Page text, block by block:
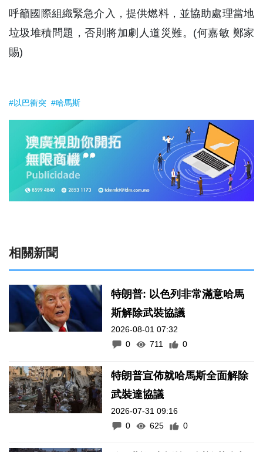
呼籲國際組織緊急介入，提供燃料，並協助處理當地
垃圾堆積問題，否則將加劇人道災難。(何嘉敏 鄭家
賜)
#以巴衝突 #哈馬斯
相關新聞
特朗普: 以色列非常滿意哈馬
斯解除武裝協議
2026-08-01 07:32
0
711 0
特朗普宣佈就哈馬斯全面解除
武裝達協議
2026-07-31 09:16
0
625 0